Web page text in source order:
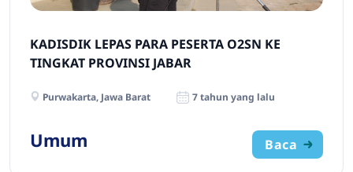
KADISDIK LEPAS PARA PESERTA O2SN KE
TINGKAT PROVINSI JABAR
Purwakarta, Jawa Barat 7 tahun yang lalu
Umum Baca